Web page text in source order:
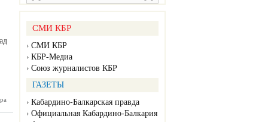
СМИ КБР
СМИ КБР
КБР-Медиа
Союз журналистов КБР
ГАЗЕТЫ
Кабардино-Балкарская правда
Официальная Кабардино-Балкария
дома